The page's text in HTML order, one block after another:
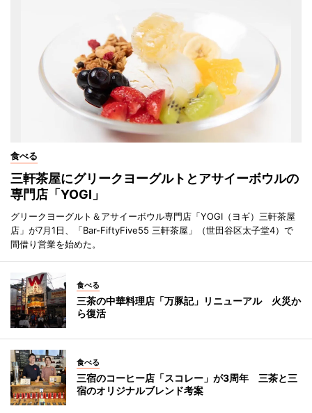
食べる
三軒茶屋にグリークヨーグルトとアサイーボウルの
専門店「YOGI」
グリークヨーグルト＆アサイーボウル専門店「YOGI（ヨギ）三軒茶屋
店」が7月1日、「Bar-FiftyFive55 三軒茶屋」（世田谷区太子堂4）で
間借り営業を始めた。
食べる
三茶の中華料理店「万豚記」リニューアル 火災か
ら復活
食べる
三宿のコーヒー店「スコレー」が3周年 三茶と三
宿のオリジナルブレンド考案